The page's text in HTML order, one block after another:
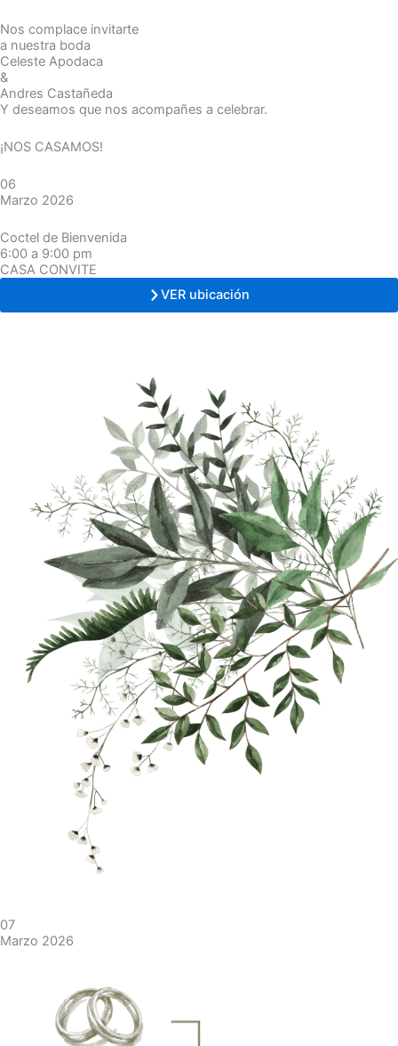
al
contenido
Nos complace invitarte
a nuestra boda
Celeste Apodaca
&
Andres Castañeda
Y deseamos que nos acompañes a celebrar.
¡NOS CASAMOS!
06
Marzo 2026
Coctel de Bienvenida
6:00 a 9:00 pm
CASA CONVITE
VER ubicación
07
Marzo 2026